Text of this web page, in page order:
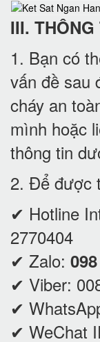
III.
1. Bạn có
vấn đề sau
cháy an
mình hoặc
thông tin
2. Để được
✔ Hotline
2770404
✔ Zalo:
✔ Viber:
✔
✔ WeChat